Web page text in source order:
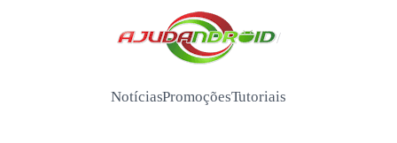
/
NotíciasPromoçõesTutoriais